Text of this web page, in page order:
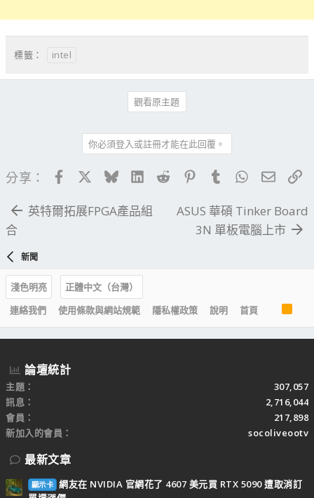
標籤： intel
觀看原主題
你必須登入或註冊才能在此回覆。
分享： FacebookBlueskyLinkedIn
Reddit PinterestTumblrWhatsApp
電子
英特爾拓展FPGA產品組
合
ASUS 華碩 Tinker Board
3N 單板電腦上市
新聞
淺色明亮
正體中文（台灣）
連絡我們
使用條款與網站規範 隱私權政策 說明 首頁
R
S
S
論壇統計
主題
307,057
訊息
2,716,044
會員
217,898
新加入的會員
socoliveootv
最新文章
顯示卡 網友在 NVIDIA 官網花了 4607 美元買 RTX 5090 遭取消訂